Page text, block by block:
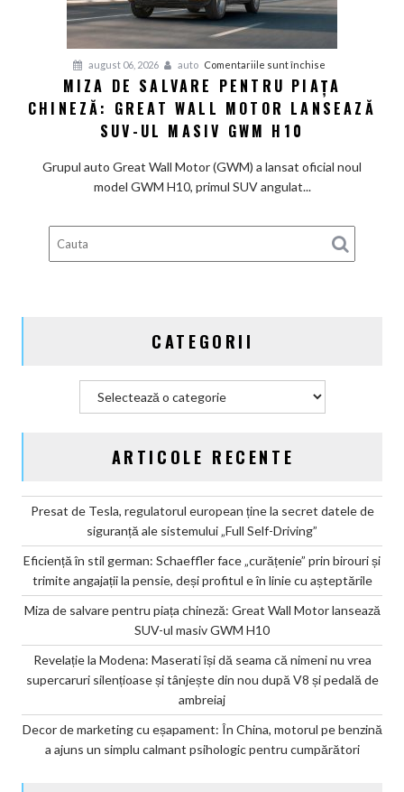
profitul
în
cu
așteptările
august 06, 2026 auto Comentariile sunt închise
Miza
de
piața
Motor
lansează
MIZA DE SALVARE PENTRU PIAȚA
CHINEZĂ: GREAT WALL MOTOR LANSEAZĂ
SUV-UL MASIV GWM H10
Grupul auto Great Wall Motor (GWM) a lansat oficial noul
model GWM H10, primul SUV angulat...
CATEGORII
ARTICOLE RECENTE
Presat de Tesla, regulatorul european ține la secret datele de
siguranță ale sistemului „Full Self-Driving”
Eficiență în stil german: Schaeffler face „curățenie” prin birouri și
trimite angajații la pensie, deși profitul e în linie cu așteptările
Miza de salvare pentru piața chineză: Great Wall Motor lansează
SUV-ul masiv GWM H10
Revelație la Modena: Maserati își dă seama că nimeni nu vrea
supercaruri silențioase și tânjește din nou după V8 și pedală de
ambreiaj
Decor de marketing cu eșapament: În China, motorul pe benzină
a ajuns un simplu calmant psihologic pentru cumpărători